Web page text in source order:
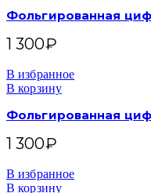
Фольгированная
1 300₽
В избранное
В корзину
Фольгированная
1 300₽
В избранное
В корзину